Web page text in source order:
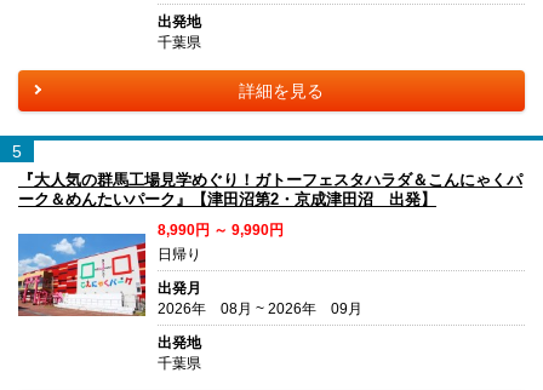
出発地
千葉県
詳細を見る
5
『大人気の群馬工場見学めぐり！ガトーフェスタハラダ＆こんにゃくパ
ーク＆めんたいパーク』【津田沼第2・京成津田沼 出発】
8,990円 ～ 9,990円
日帰り
出発月
2026年 08月 ~ 2026年 09月
出発地
千葉県